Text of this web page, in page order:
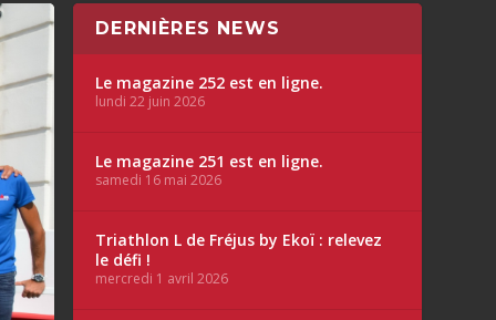
DERNIÈRES NEWS
Le magazine 252 est en ligne.
lundi 22 juin 2026
Le magazine 251 est en ligne.
samedi 16 mai 2026
Triathlon L de Fréjus by Ekoï : relevez
le défi !
mercredi 1 avril 2026